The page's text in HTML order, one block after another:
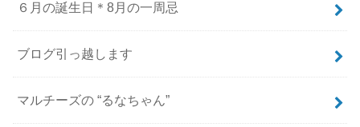
６月の誕生日＊8月の一周忌
ブログ引っ越します
マルチーズの “るなちゃん”